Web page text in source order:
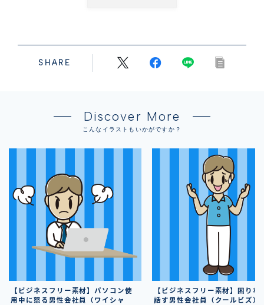
SHARE
Discover More
こんなイラストもいかがですか？
【ビジネスフリー素材】パソコン使
用中に怒る男性会社員（ワイシャ
【ビジネスフリー素材】困りな
話す男性会社員（クールビズ）